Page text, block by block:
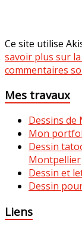
Ce site utilise
savoir plus sur
commentaires
Mes travaux
Dessins de
Mon
Dessin
Montpellier
Dessin et
Dessin
Liens